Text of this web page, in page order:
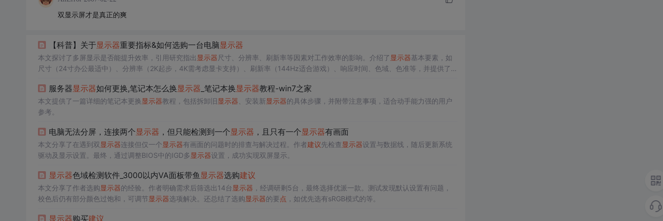
双显示屏才是真正的爽
【科普】关于显示器重要指标&如何选购一台电脑显示器
本文探讨了多屏显示是否能提升效率，引用研究指出 显示器 尺寸、分辨率、刷新率等因素对工作效率的影响。介绍了 显示器基本要素，如
尺寸（24寸办公最适中）、分辨率（2K起步，4K需考虑显卡支持）、刷新率（144Hz适合游戏）、响应时间、色域、色准等，并提供了
服务器显示器如何更换,笔记本怎么换显示器 _笔记本换显示器教程-win7之家
本文提供了一篇详细的笔记本更换 显示器教程，包括拆卸旧 显示器 、安装新显示器的具体步骤，并附带注意事项，适合动手能力强的用户
参考。
电脑无法分屏，连接两个显示器 ，但只能检测到一个显示器 ，且只有一个显示器有画面
本文分享了在遇到双 显示器连接但仅一个显示器有画面的问题时的排查与解决过程。作者建议先检查显示器设置与数据线，随后更新系统
驱动及显示设置。最终，通过调整BIOS中的IGD多 显示器设置，成功实现双屏显示。
显示器色域检测软件_3000以内VA面板带鱼 显示器选购建议
本文分享了作者选购显示器的经验。作者明确需求后筛选出14台 显示器 ，经调研剩5台，最终选择优派一款。测试发现默认设置有问题，
校色后仍有部分颜色过饱和，可调节显示器选项解决。还总结了选购显示器的要点 ，如优先选有sRGB模式的等。
显示器购买建议